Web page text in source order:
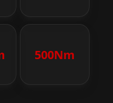
500Nm